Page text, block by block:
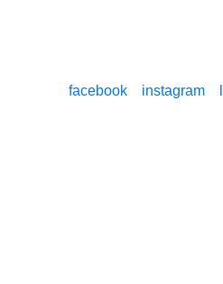
facebook instagram